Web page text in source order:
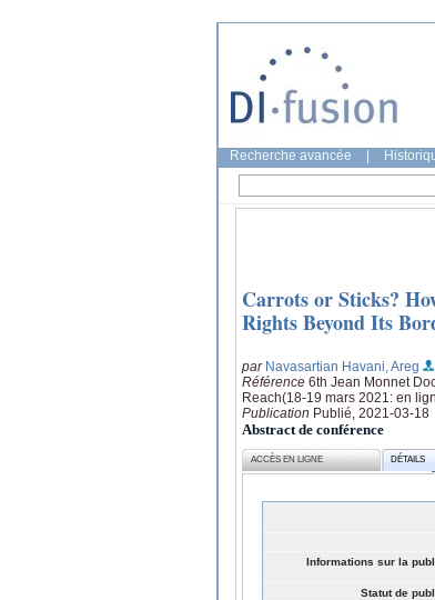
Recherche avancée
Carrots or Sticks?
Rights Beyond Its
par Navasartian Havani, Areg
Référence 6th Jean Monnet
Reach(18-19 mars 2021: en
Publication Publié, 2021-03-18
Abstract de conférence
ACCÈS EN LIGNE DÉTAILS
Informations sur la
Statut de